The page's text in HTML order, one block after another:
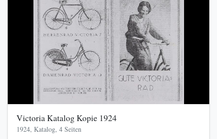
Victoria Katalog Kopie 1924
1924, Katalog, 4 Seiten